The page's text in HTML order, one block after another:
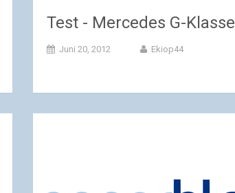
Test - Mercedes G-Klasse
Juni 20, 2012 Ekiop44